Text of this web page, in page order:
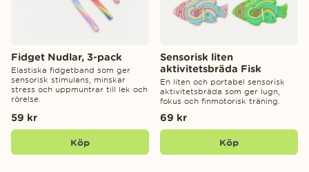
Fidget Nudlar, 3-pack
Elastiska fidgetband som ger
sensorisk stimulans, minskar
stress och uppmuntrar till lek och
rörelse.
59 kr
Köp
Sensorisk liten
aktivitetsbräda Fisk
En liten och portabel sensorisk
aktivitetsbräda som ger lugn,
fokus och finmotorisk träning.
69 kr
Köp